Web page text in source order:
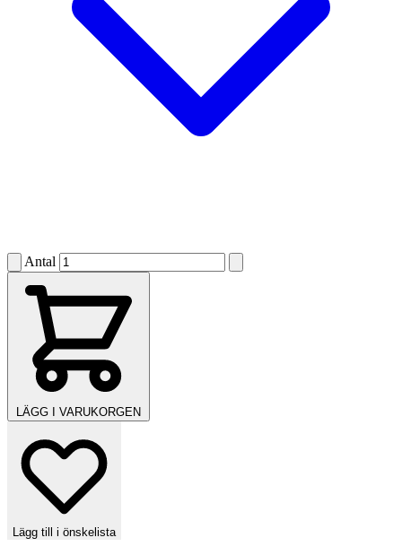
Antal
LÄGG I VARUKORGEN
Lägg till i önskelista